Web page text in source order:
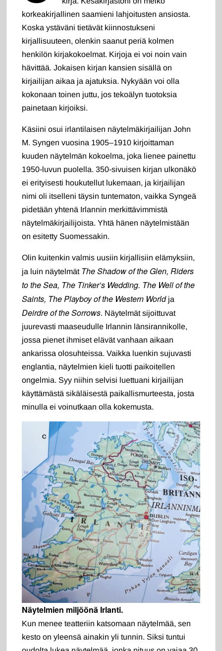
korkeakirjallinen saamieni lahjoitusten ansiosta.
Koska ystäväni tietävät kiinnostukseni
kirjallisuuteen, olenkin saanut periä kolmen
henkilön kirjakokoelmat. Kirjoja ei voi noin vain
hävittää. Jokaisen kirjan kansien sisällä on
kirjailijan aikaa ja ajatuksia. Nykyään voi olla
kokonaan toinen juttu, jos tekoälyn tuotoksia
painetaan kirjoiksi.
Käsiini osui irlantilaisen näytelmäkirjailijan John
M. Syngen vuosina 1905–1910 kirjoittaman
kuuden näytelmän kokoelma, joka lienee painettu
1950-luvun puolella. 350-sivuisen kirjan ulkonäkö
ei erityisesti houkutellut lukemaan, ja kirjailijan
nimi oli itselleni täysin tuntematon, vaikka Syngeä
pidetään yhtenä Irlannin merkittävimmistä
näytelmäkirjailijoista. Yhtä hänen näytelmistään
on esitetty Suomessakin.
Olin kuitenkin valmis uusiin kirjallisiin elämyksiin,
ja luin näytelmätThe Shadow of the Glen, Riders
to the Sea, The Tinker’s Wedding. The Well of the
Saints, The Playboy of the Western Worldja
Deirdre of the Sorrows. Näytelmät sijoittuvat
juurevasti maaseudulle Irlannin länsirannikolle,
jossa pienet ihmiset elävät vanhaan aikaan
ankarissa olosuhteissa. Vaikka luenkin sujuvasti
englantia, näytelmien kieli tuotti paikoitellen
ongelmia. Syy niihin selvisi luettuani kirjailijan
käyttämästä sikäläisestä paikallismurteesta, josta
minulla ei voinutkaan olla kokemusta.
Näytelmien miljöönä Irlanti.
Kun menee teatteriin katsomaan näytelmää, sen
kesto on yleensä ainakin yli tunnin. Siksi tuntui